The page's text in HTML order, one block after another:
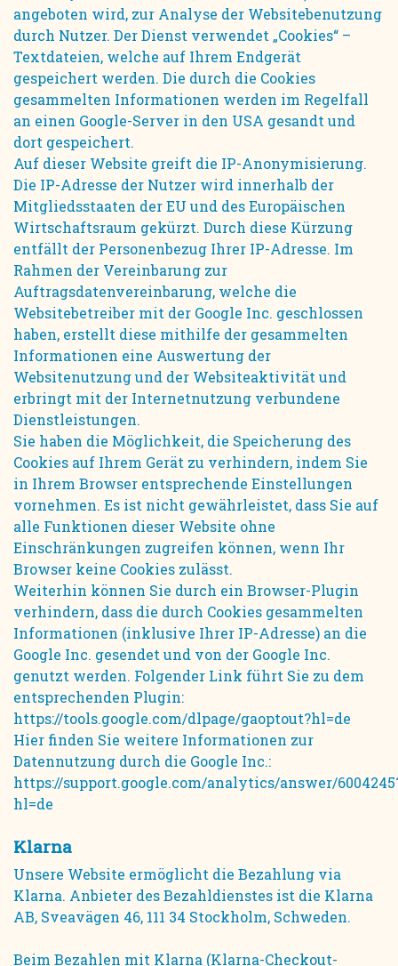
angeboten wird, zur Analyse der Websitebenutzung
durch Nutzer. Der Dienst verwendet „Cookies“ –
Textdateien, welche auf Ihrem Endgerät
gespeichert werden. Die durch die Cookies
gesammelten Informationen werden im Regelfall
an einen Google-Server in den USA gesandt und
dort gespeichert.
Auf dieser Website greift die IP-Anonymisierung.
Die IP-Adresse der Nutzer wird innerhalb der
Mitgliedsstaaten der EU und des Europäischen
Wirtschaftsraum gekürzt. Durch diese Kürzung
entfällt der Personenbezug Ihrer IP-Adresse. Im
Rahmen der Vereinbarung zur
Auftragsdatenvereinbarung, welche die
Websitebetreiber mit der Google Inc. geschlossen
haben, erstellt diese mithilfe der gesammelten
Informationen eine Auswertung der
Websitenutzung und der Websiteaktivität und
erbringt mit der Internetnutzung verbundene
Dienstleistungen.
Sie haben die Möglichkeit, die Speicherung des
Cookies auf Ihrem Gerät zu verhindern, indem Sie
in Ihrem Browser entsprechende Einstellungen
vornehmen. Es ist nicht gewährleistet, dass Sie auf
alle Funktionen dieser Website ohne
Einschränkungen zugreifen können, wenn Ihr
Browser keine Cookies zulässt.
Weiterhin können Sie durch ein Browser-Plugin
verhindern, dass die durch Cookies gesammelten
Informationen (inklusive Ihrer IP-Adresse) an die
Google Inc. gesendet und von der Google Inc.
genutzt werden. Folgender Link führt Sie zu dem
entsprechenden Plugin:
https://tools.google.com/dlpage/gaoptout?hl=de
Hier finden Sie weitere Informationen zur
Datennutzung durch die Google Inc.:
https://support.google.com/analytics/answer/
hl=de
Klarna
Unsere Website ermöglicht die Bezahlung via
Klarna. Anbieter des Bezahldienstes ist die Klarna
AB, Sveavägen 46, 111 34 Stockholm, Schweden.
Beim Bezahlen mit Klarna (Klarna-Checkout-